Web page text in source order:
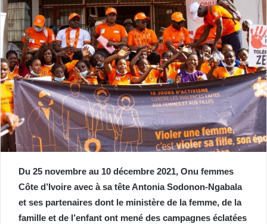
Du 25 novembre au 10 décembre 2021, Onu femmes
Côte d’Ivoire avec à sa tête Antonia Sodonon-Ngabala
et ses partenaires dont le ministère de la femme, de la
famille et de l’enfant ont mené des campagnes éclatées